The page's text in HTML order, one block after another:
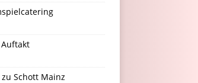
Schott Mainz